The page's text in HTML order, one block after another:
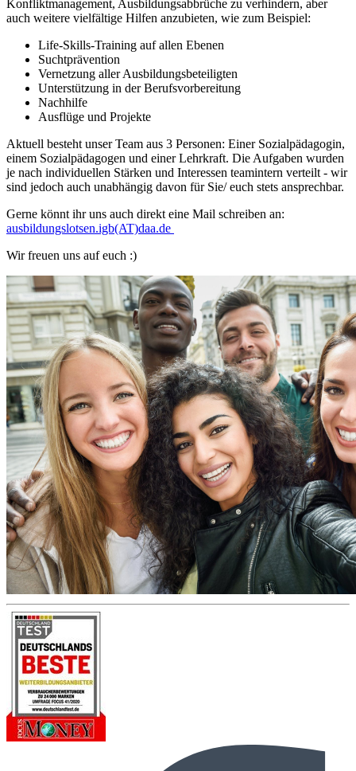
Konfliktmanagement, Ausbildungsabbrüche zu verhindern, aber
auch weitere vielfältige Hilfen anzubieten, wie zum Beispiel:
Life-Skills-Training auf allen Ebenen
Suchtprävention
Vernetzung aller Ausbildungsbeteiligten
Unterstützung in der Berufsvorbereitung
Nachhilfe
Ausflüge und Projekte
Aktuell besteht unser Team aus 3 Personen: Einer Sozialpädagogin,
einem Sozialpädagogen und einer Lehrkraft. Die Aufgaben wurden
je nach individuellen Stärken und Interessen teamintern verteilt - wir
sind jedoch auch unabhängig davon für Sie/ euch stets ansprechbar.
Gerne könnt ihr uns auch direkt eine Mail schreiben an:
ausbildungslotsen.igb(AT)daa.de
Wir freuen uns auf euch :)